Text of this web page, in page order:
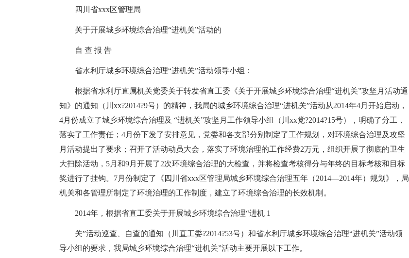
四川省xxx区管理局
关于开展城乡环境综合治理“进机关”活动的
自 查 报 告
省水利厅城乡环境综合治理“进机关”活动领导小组：
根据省水利厅直属机关党委关于转发省直工委《关于开展城乡环境综合治理“进机关”攻坚月活动通
知》的通知（川xx?2014?9号）的精神，我局的城乡环境综合治理“进机关”活动从2014年4月开始启动，
4月份成立了城乡环境综合治理及 “进机关”攻坚月工作领导小组（川xx党?2014?15号），明确了分工，
落实了工作责任；4月份下发了安排意见，党委和各支部分别制定了工作规划，对环境综合治理及攻坚
月活动提出了要求；召开了活动动员大会，落实了环境治理的工作经费2万元，组织开展了彻底的卫生
大扫除活动，5月和9月开展了2次环境综合治理的大检查，并将检查考核得分与年终的目标考核和目标
奖进行了挂钩。7月份制定了《四川省xxx区管理局城乡环境综合治理五年（2014—2014年）规划》，局
机关和各管理所制定了环境治理的工作制度，建立了环境综合治理的长效机制。
2014年，根据省直工委关于开展城乡环境综合治理“进机 1
关”活动巡查、自查的通知（川直工委?2014?53号）和省水利厅城乡环境综合治理“进机关”活动领
导小组的要求，我局城乡环境综合治理“进机关”活动主要开展以下工作。